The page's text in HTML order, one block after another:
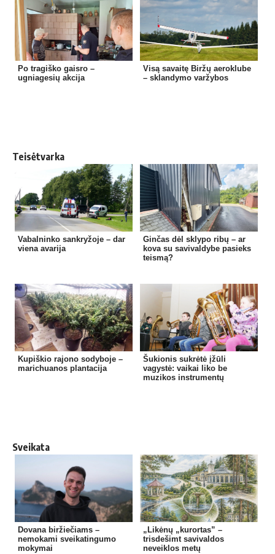
Po tragiško gaisro –
ugniagesių akcija
Visą savaitę Biržų aeroklube
– sklandymo varžybos
Teisėtvarka
Vabalninko sankryžoje – dar
viena avarija
Ginčas dėl sklypo ribų – ar
kova su savivaldybe pasieks
teismą?
Kupiškio rajono sodyboje –
marichuanos plantacija
Šukionis sukrėtė įžūli
vagystė: vaikai liko be
muzikos instrumentų
Sveikata
Dovana biržiečiams –
nemokami sveikatingumo
mokymai
„Likėnų „kurortas” –
trisdešimt savivaldos
neveiklos metų